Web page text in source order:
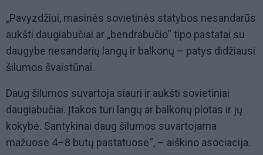
„Pavyzdžiui, masinės sovietinės statybos nesandarūs
aukšti daugiabučiai ar „bendrabučio“ tipo pastatai su
daugybe nesandarių langų ir balkonų – patys didžiausi
šilumos švaistūnai.
Daug šilumos suvartoja siauri ir aukšti sovietiniai
daugiabučiai. Įtakos turi langų ar balkonų plotas ir jų
kokybė. Santykinai daug šilumos suvartojama
mažuose 4–8 butų pastatuose“, – aiškino asociacija.